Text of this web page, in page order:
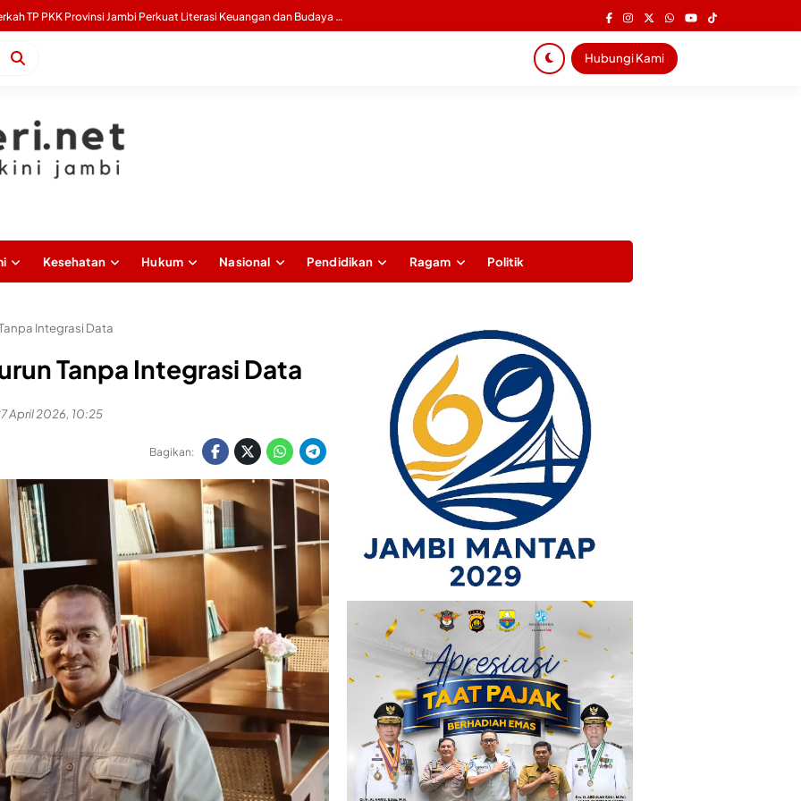
Bantuan Lisdes Kementerian ESDM di Desa Talang Kerinci, Bukti Komitmen Kades Nyai Rita Susanti Memajukan Kampung
Hubungi Kami
Kesehatan Hukum Nasional Pendidikan Ragam Politik
Integrasi Data
Tanpa Integrasi Data
April 2026, 10:25
Bagikan: